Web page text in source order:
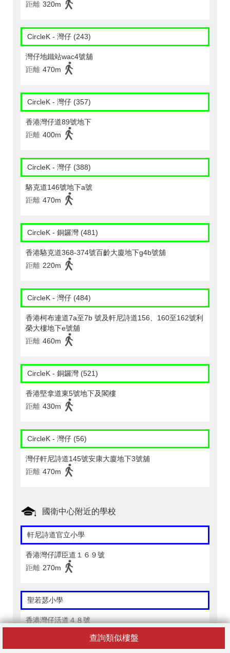
查詢類似樓盤
距離 320m
CircleK - 灣仔 (243)
灣仔地鐵站wac4號舖
距離 470m
CircleK - 灣仔 (357)
香港灣仔道89號地下
距離 400m
CircleK - 灣仔 (388)
駱克道146號地下a號
距離 470m
CircleK - 銅鑼灣 (481)
香港駱克道368-374號百齡大廈地下g4b號舖
距離 220m
CircleK - 灣仔 (484)
香港柯布連道7a至7b 號及軒尼詩道156、160至162號利
榮大樓地下e號舖
距離 460m
CircleK - 銅鑼灣 (521)
香港堅拿道東5號地下及閣樓
距離 430m
CircleK - 灣仔 (56)
灣仔軒尼詩道145號安康大廈地下3號舖
距離 470m
國衛中心附近的學校
軒尼詩道官立小學
香港灣仔譚臣道１６９號
距離 270m
聖若瑟小學
香港灣仔活道４８號